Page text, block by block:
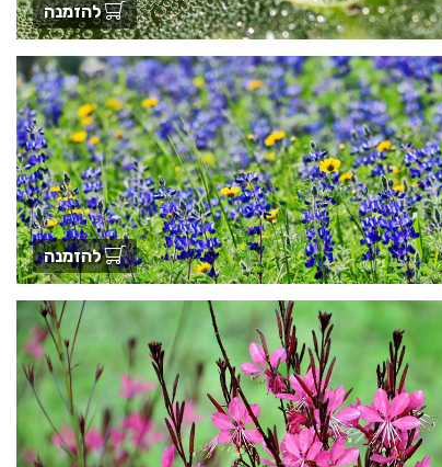
להזמנה
להזמנה